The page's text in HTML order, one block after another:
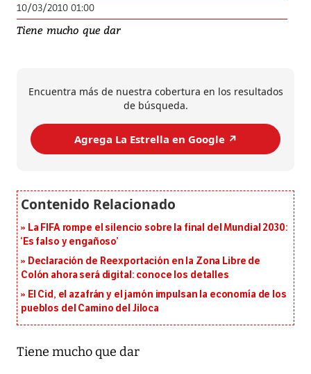
10/03/2010 01:00
Tiene mucho que dar
Encuentra más de nuestra cobertura en los resultados
de búsqueda.
Agrega La Estrella en Google ↗️
La FIFA rompe el silencio sobre la final del Mundial 2030:
‘Es falso y engañoso’
Declaración de Reexportación en la Zona Libre de
Colón ahora será digital: conoce los detalles
El Cid, el azafrán y el jamón impulsan la economía de los
pueblos del Camino del Jiloca
Tiene mucho que dar